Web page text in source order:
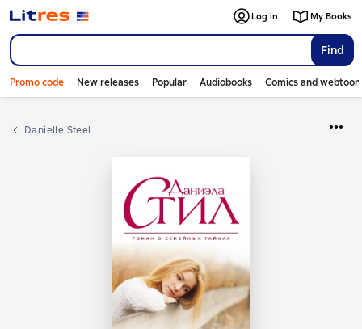
Find
Log in My Books
Promo code New releases Popular Audiobooks Comics and
Danielle Steel